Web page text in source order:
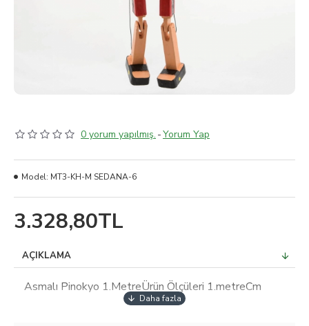
0 yorum yapılmış. -Yorum Yap
3.328,80TL
Model: MT3-KH-M SEDANA-6
AÇIKLAMA
Asmalı Pinokyo 1.MetreÜrün Ölçüleri 1.metreCm